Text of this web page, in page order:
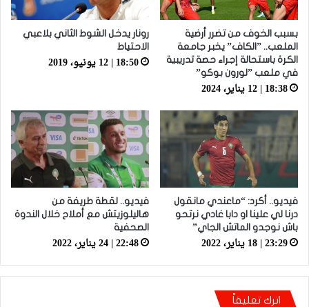
بسبب الخوف من تضرر أرضية
الملعب.. ”الكاف” يخبر جامعة
الكرة باستحالة إجراء حصة تدريبية
في ملعب ”لورون بوكو”
18:38 | 12 يناير، 2024
رونار يدخل الشوط الثاني بلاعبي
الاحتياط
18:50 | 12 يونيو، 2019
فيديو.. أكرد: “ماعندي مانقول
درنا لي علينا او دابا غادي نرتحو
باش نوجدو الماتش الجاي”
23:29 | 18 يناير، 2022
فيديو.. لقطة طريفة من
هاليلوزيتش مع أملاح خلال الندوة
الصحفية
22:48 | 24 يناير، 2022
اترك تعليقاً